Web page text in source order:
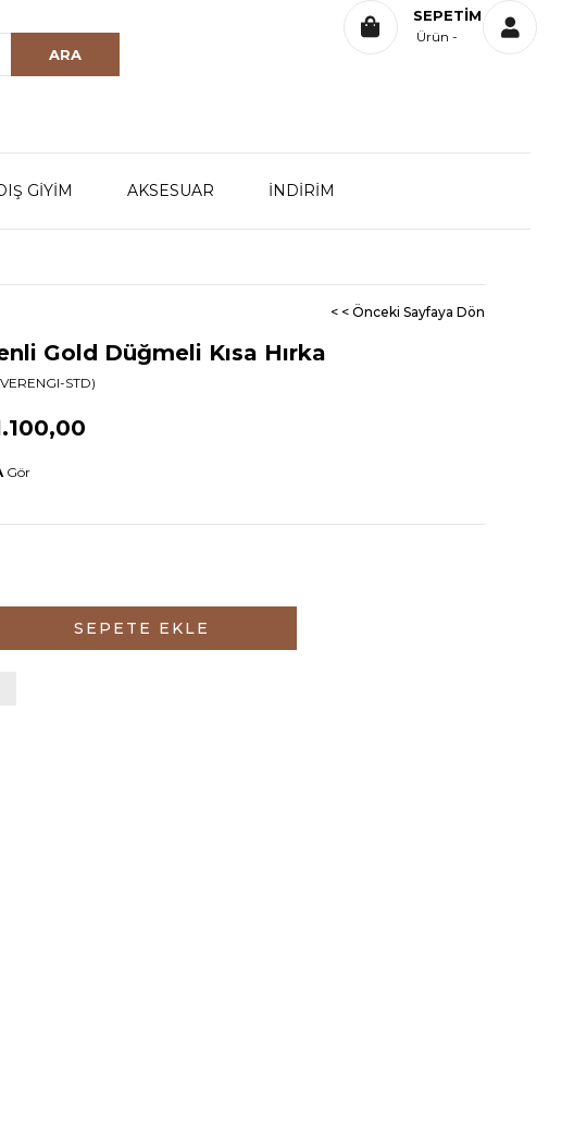
SEPETIM
Ürün
GİYİM AKSESUAR İNDİRİM
< < Önceki Sayfaya Dön
Gold Düğmeli Kısa Hırka
STD)
Gör